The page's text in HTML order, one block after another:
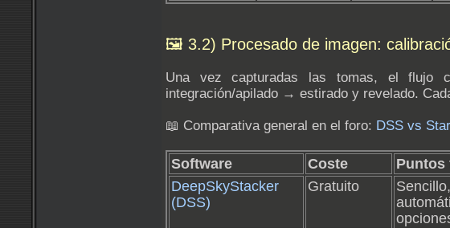
🖼️ 3.2) Procesado de imagen:
Una vez capturadas las tomas, el flujo
integración/apilado → estirado y revelado.
📖 Comparativa general en el foro: DSS vs
Software Coste Puntos
DeepSkyStacker
(DSS)
Gratuito